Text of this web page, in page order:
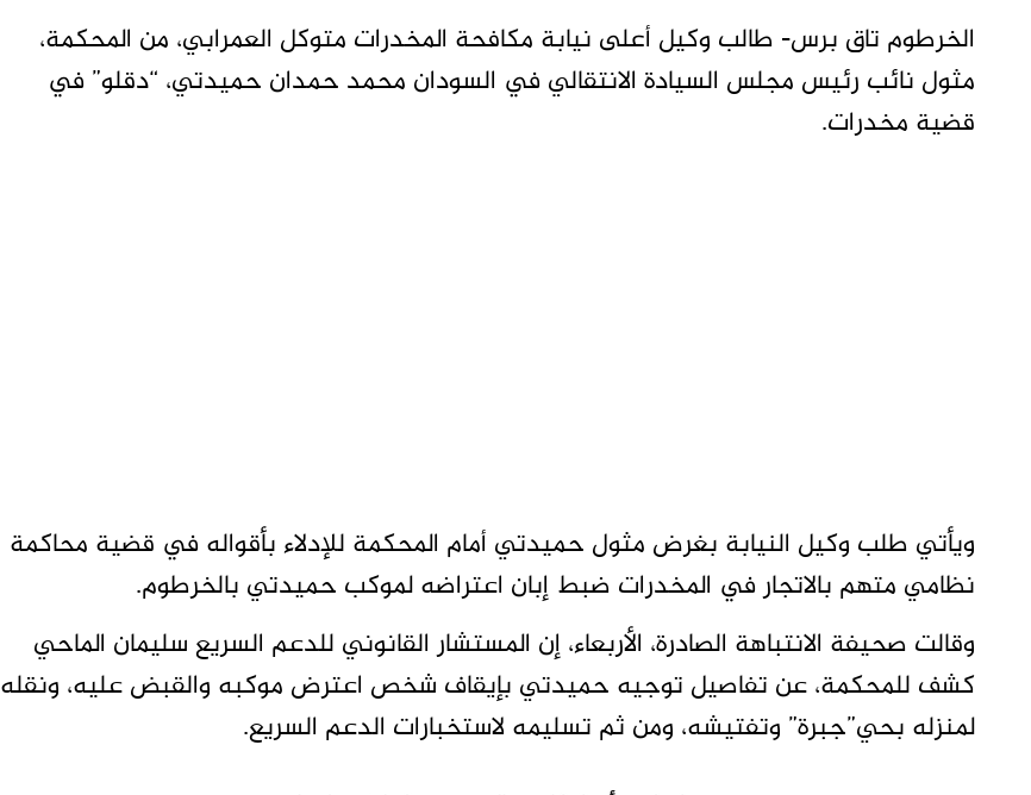
الخرطوم تاق برس- طالب وكيل أعلى نيابة مكافحة المخدرات متوكل العمرابي، من المحكمة،
مثول نائب رئيس مجلس السيادة الانتقالي في السودان محمد حمدان حميدتي، “دقلو” في
قضية مخدرات.
ويأتي طلب وكيل النيابة بغرض مثول حميدتي أمام المحكمة للإدلاء بأقواله في قضية محاكمة
نظامي متهم بالاتجار في المخدرات ضبط إبان اعتراضه لموكب حميدتي بالخرطوم.
وقالت صحيفة الانتباهة الصادرة، الأربعاء، إن المستشار القانوني للدعم السريع سليمان الماحي
كشف للمحكمة، عن تفاصيل توجيه حميدتي بإيقاف شخص اعترض موكبه والقبض عليه، ونقله
لمنزله بحي”جبرة” وتفتيشه، ومن ثم تسليمه لاستخبارات الدعم السريع.